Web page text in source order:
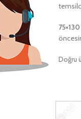
75×130
Doğru